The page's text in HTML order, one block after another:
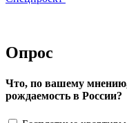
Опрос
Что, по вашему
рождаемость в России?